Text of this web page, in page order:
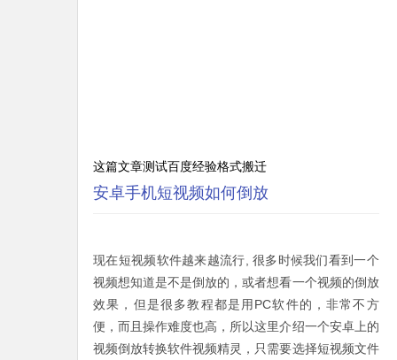
这篇文章测试百度经验格式搬迁
安卓手机短视频如何倒放
现在短视频软件越来越流行, 很多时候我们看到一个
视频想知道是不是倒放的，或者想看一个视频的倒放
效果，但是很多教程都是用PC软件的，非常不方
便，而且操作难度也高，所以这里介绍一个安卓上的
视频倒放转换软件视频精灵，只需要选择短视频文件